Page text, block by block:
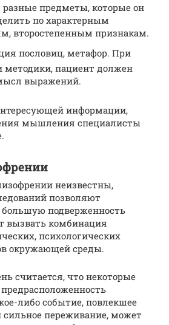
предметы, которые он
по характерным
второстепенным признакам.
пословиц, метафор. При
методики, пациент должен
выражений.
информации,
мышления специалисты
неизвестны,
позволяют
подверженность
вызвать комбинация
психологических
окружающей среды.
считается, что некоторые
либо событие, повлекшее
сильное переживание, может